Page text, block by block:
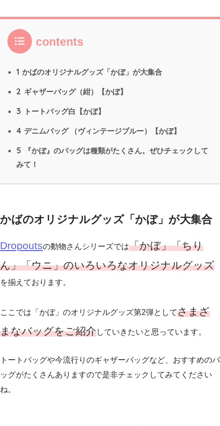
contents
1 かばのオリジナルグッズ「かぼ」が大集合
2 ギャザーバッグ（紺）【かぼ】
3 トートバッグ白【かぼ】
4 デニムバッグ （ヴィンテージブルー）【かぼ】
5
『かぼ』のバッグは種類がたくさん。ぜひチェックして
みて！
かばのオリジナルグッズ「かぼ」が大集合
Dropoutsの動物さんシリーズでは「かぼ」「ちり
ん」「ウニ」のいろいろなオリジナルグッズ
を揃えております。
ここでは「かぼ」のオリジナルグッズ第2弾としてさまざ
まなバッグをご紹介していきたいと思っています。
トートバッグや今流行りのギャザーバッグなど、おすすめのバ
ッグがたくさんありますので是非チェックしてみてください
ね。